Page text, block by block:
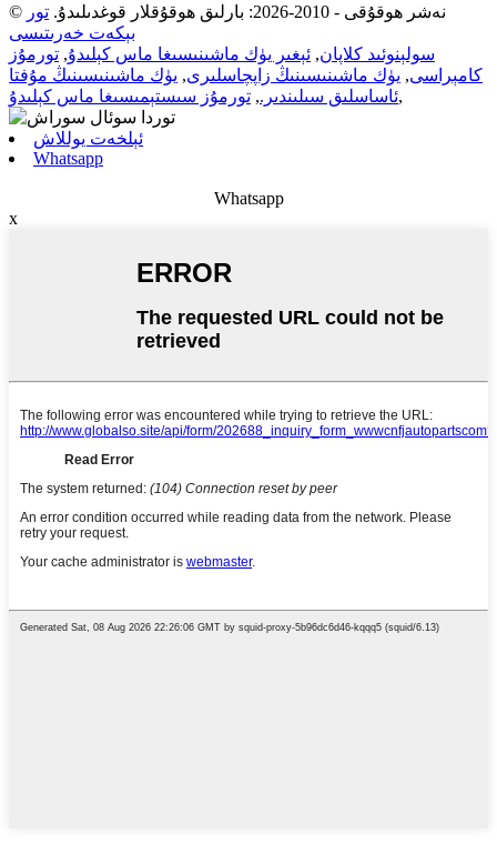
© نەشر ھوقۇقى - 2010-2026: بارلىق ھوقۇقلار قوغدىلىدۇ.
تور
بېكەت خەرىتىسى
سولېنوئىد كلاپان, ئېغىر يۈك ماشىنىسىغا ماس كېلىدۇ, تورمۇز
كامېراسى, يۈك ماشىنىسىنىڭ زاپچاسلىرى, يۈك ماشىنىسىنىڭ مۇفتا
ئاساسلىق سىلىندىر., تورمۇز سىستېمىسىغا ماس كېلىدۇ ,
ئېلخەت يوللاش
Whatsapp
Whatsapp
x